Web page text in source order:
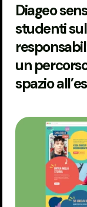
Diageo
studenti
un
spazio